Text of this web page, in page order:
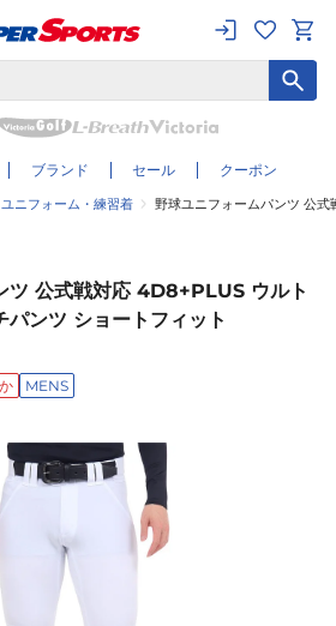
ブランド セール クーポン
ユニフォーム・練習着 野球ユニフォームパンツ 公
ツ 公式戦対応 4D8+PLUS ウルト
パンツ ショートフィット
MENS